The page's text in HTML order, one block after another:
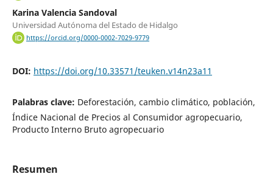
Karina Valencia Sandoval
Universidad Autónoma del Estado de Hidalgo
https://orcid.org/0000-0002-7029-9779
DOI: https://doi.org/10.33571/teuken.v14n23a11
Palabras clave: Deforestación, cambio climático, población,
Índice Nacional de Precios al Consumidor agropecuario,
Producto Interno Bruto agropecuario
Resumen